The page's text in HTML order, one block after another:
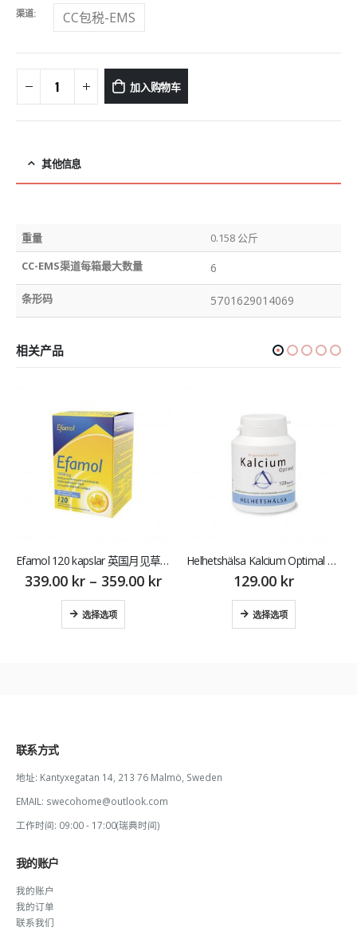
渠道 CC包税-EMS
加入购物车
其他信息
重量
0.158 公斤
CC-EMS渠道每箱最大数量
6
条形码 5701629014069
相关产品
Efamol 120 kapslar 英国月见草油
339.00 kr – 359.00 kr
选择选项
Helhetshälsa Kalcium Optimal 100 kapslar 钙片
129.00 kr
选择选项
联系方式
地址: Kantyxegatan 14, 213 76 Malmö, Sweden
EMAIL: swecohome@outlook.com
工作时间: 09:00 - 17:00(瑞典时间)
我的账户
我的账户
我的订单
联系我们